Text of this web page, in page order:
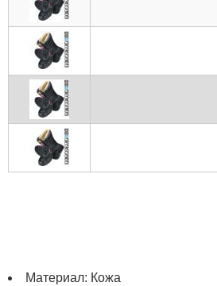
Материал: Кожа